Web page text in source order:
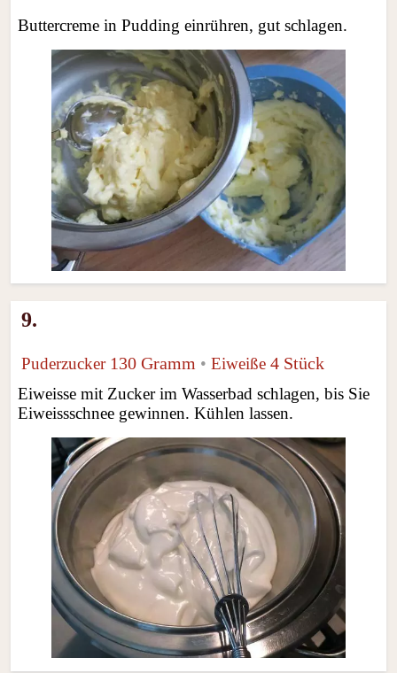
Buttercreme in Pudding einrühren, gut schlagen.
9.
Puderzucker 130 Gramm • Eiweiße 4 Stück
Eiweisse mit Zucker im Wasserbad schlagen, bis Sie
Eiweissschnee gewinnen. Kühlen lassen.